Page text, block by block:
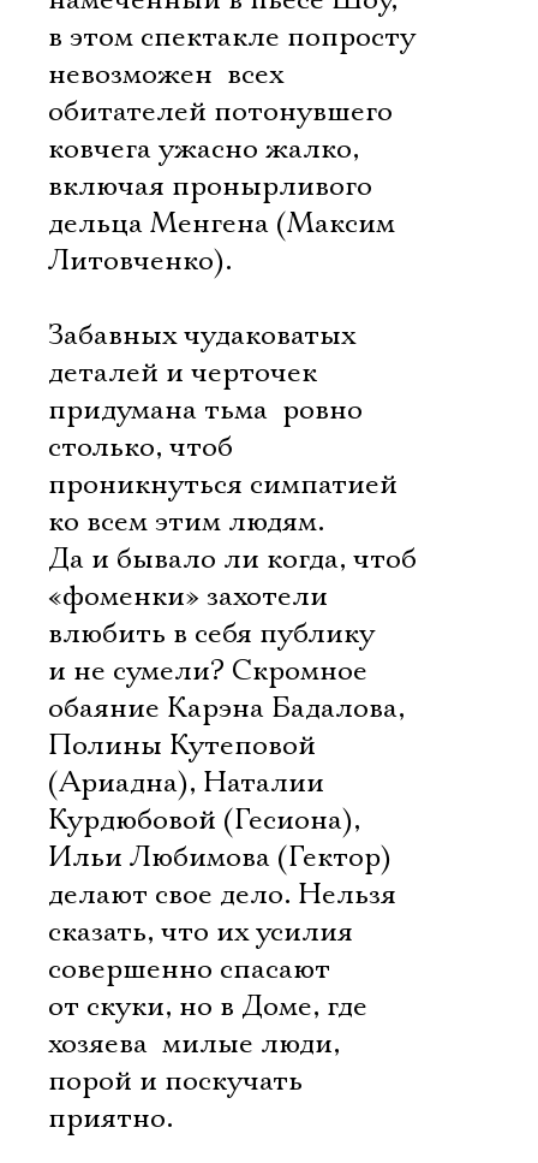
в этом спектакле попросту
невозможен  всех
обитателей потонувшего
ковчега ужасно жалко,
включая пронырливого
дельца Менгена (Максим
Литовченко).
Забавных чудаковатых
деталей и черточек
придумана тьма  ровно
столько, чтоб
проникнуться симпатией
ко всем этим людям.
Да и бывало ли когда, чтоб
«фоменки» захотели
влюбить в себя публику
и не сумели? Скромное
обаяние Карэна Бадалова,
Полины Кутеповой
(Ариадна), Наталии
Курдюбовой (Гесиона),
Ильи Любимова (Гектор)
делают свое дело. Нельзя
сказать, что их усилия
совершенно спасают
от скуки, но в Доме, где
хозяева  милые люди,
порой и поскучать
приятно.